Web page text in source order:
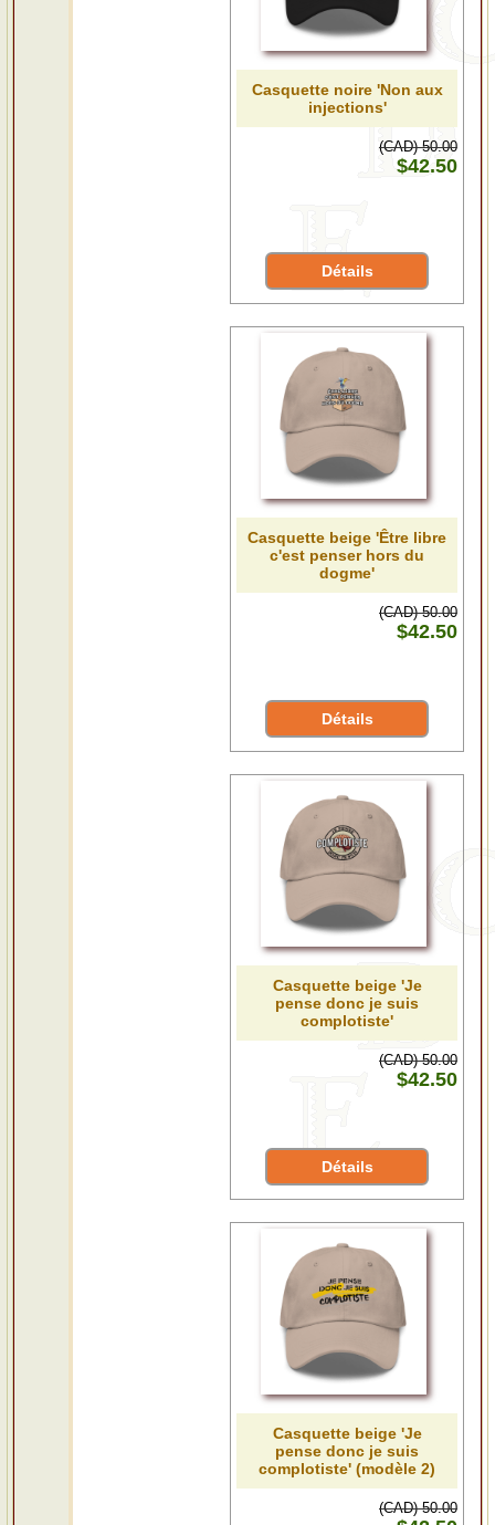
Casquette noire 'Non aux
injections'
(CAD) 50.00
$42.50
Détails
Casquette beige 'Être libre
c'est penser hors du
dogme'
(CAD) 50.00
$42.50
Détails
Casquette beige 'Je
pense donc je suis
complotiste'
(CAD) 50.00
$42.50
Détails
Casquette beige 'Je
pense donc je suis
complotiste' (modèle 2)
(CAD) 50.00